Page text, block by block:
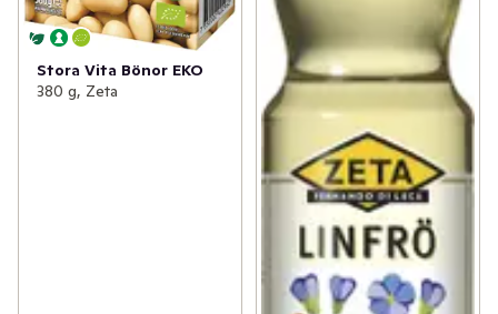
Stora Vita Bönor EKO
380 g, Zeta